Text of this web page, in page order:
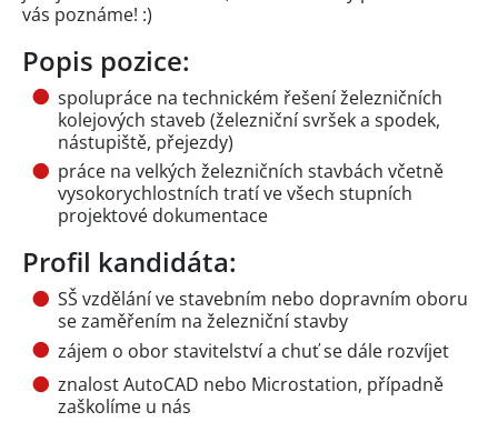
vás poznáme! :)
Popis pozice:
spolupráce na technickém řešení železničních
kolejových staveb (železniční svršek a spodek,
nástupiště, přejezdy)
práce na velkých železničních stavbách včetně
vysokorychlostních tratí ve všech stupních
projektové dokumentace
Profil kandidáta:
SŠ vzdělání ve stavebním nebo dopravním oboru
se zaměřením na železniční stavby
zájem o obor stavitelství a chuť se dále rozvíjet
znalost AutoCAD nebo Microstation, případně
zaškolíme u nás